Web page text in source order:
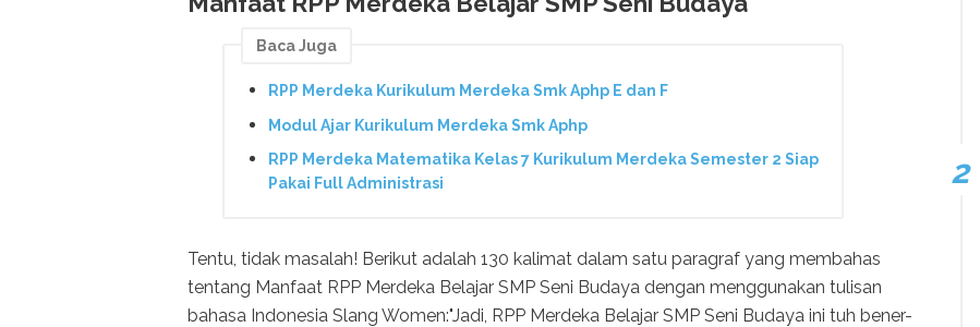
Baca Juga
RPP Merdeka Kurikulum Merdeka Smk Aphp E dan F
Modul Ajar Kurikulum Merdeka Smk Aphp
RPP Merdeka Matematika Kelas 7 Kurikulum Merdeka Semester 2 Siap
Pakai Full Administrasi
Tentu, tidak masalah! Berikut adalah 130 kalimat dalam satu paragraf yang membahas
tentang Manfaat RPP Merdeka Belajar SMP Seni Budaya dengan menggunakan tulisan
bahasa Indonesia Slang Women:"Jadi, RPP Merdeka Belajar SMP Seni Budaya ini tuh bener-